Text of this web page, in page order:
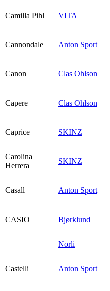
Camilla Pihl VITA
Cannondale Anton Sport
Canon Clas Ohlson
Capere Clas Ohlson
Caprice SKINZ
Carolina
Herrera
SKINZ
Casall Anton Sport
CASIO Bjørklund
Norli
Castelli Anton Sport